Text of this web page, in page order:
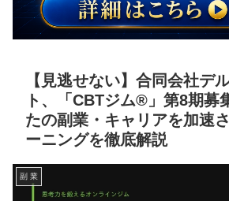
【見逃せない】合同会社デ
ト、「CBTジム®」第8期募
たの副業・キャリアを加速
ーニングを徹底解説
副 業